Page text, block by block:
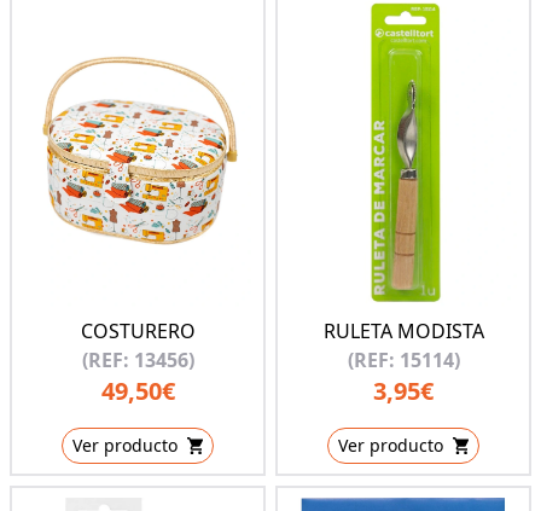
COSTURERO
(REF: 13456)
49,50€
Ver producto
RULETA MODISTA
(REF: 15114)
3,95€
Ver producto